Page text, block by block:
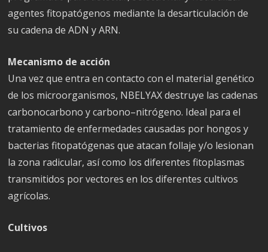
agentes fitopatógenos mediante la desarticulación de
su cadena de ADN y ARN.
Mecanismo de acción
Una vez que entra en contacto con el material genético
de los microorganismos, NBELYAX destruye las cadenas
carbonocarbono y carbono–nitrógeno. Ideal para el
tratamiento de enfermedades causadas por hongos y
bacterias fitopatógenas que atacan follaje y/o lesionan
la zona radicular, así como los diferentes fitoplasmas
transmitidos por vectores en los diferentes cultivos
agrícolas.
Cultivos